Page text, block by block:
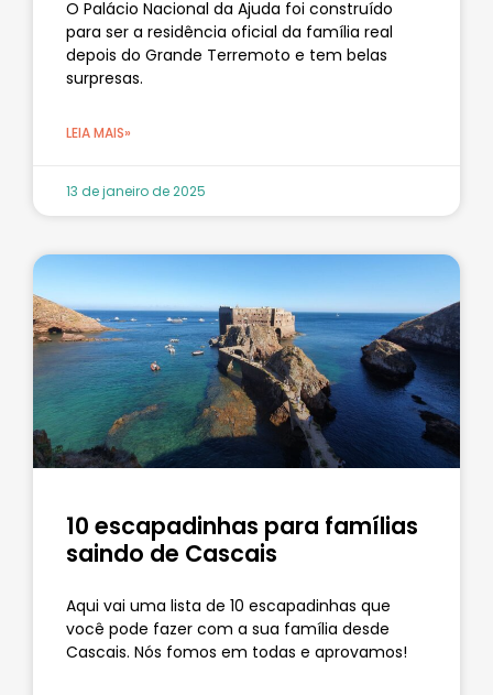
O Palácio Nacional da Ajuda foi construído
para ser a residência oficial da família real
depois do Grande Terremoto e tem belas
surpresas.
LEIA MAIS»
13 de janeiro de 2025
10 escapadinhas para famílias
saindo de Cascais
Aqui vai uma lista de 10 escapadinhas que
você pode fazer com a sua família desde
Cascais. Nós fomos em todas e aprovamos!